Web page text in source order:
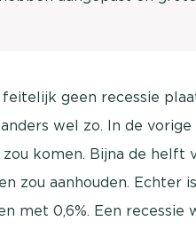
geen recessie
wel zo. In de
komen. Bijna de
zou aanhouden. Echter
met 0,6%. Een recessie